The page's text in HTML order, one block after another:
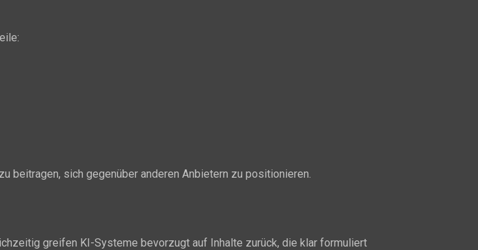
beitragen, sich gegenüber anderen Anbietern zu positionieren.
greifen KI-Systeme bevorzugt auf Inhalte zurück, die klar formuliert